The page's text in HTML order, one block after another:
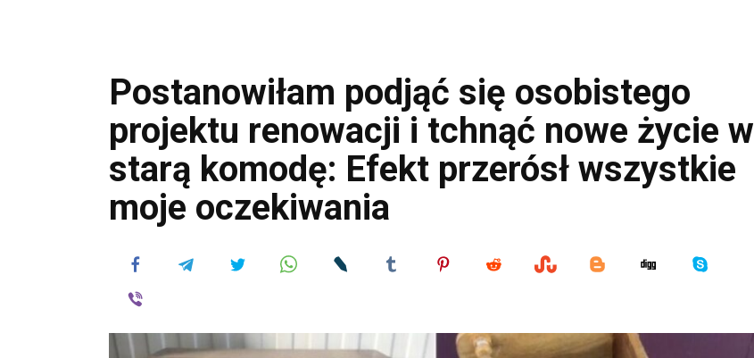
Postanowiłam podjąć się osobistego
projektu renowacji i tchnąć nowe życie w
starą komodę: Efekt przerósł wszystkie
moje oczekiwania